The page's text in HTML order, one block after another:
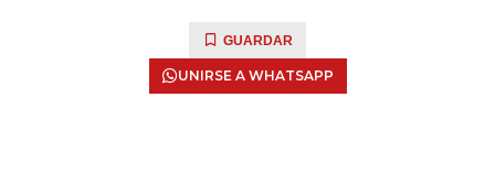
GUARDAR
UNIRSE A WHATSAPP